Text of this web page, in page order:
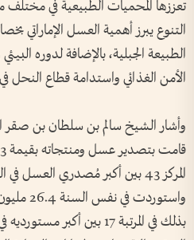
تعززها المحميات الطبيعية في
التنوع يبرز أهمية العسل الإماراتي
الطبيعة الجبلية، بالإضافة لدوره
الأمن الغذائي واستدامة قطاع النحل
وأشار الشيخ سالم بن سلطان بن صقر
بذلك في المرتبة 17 بين